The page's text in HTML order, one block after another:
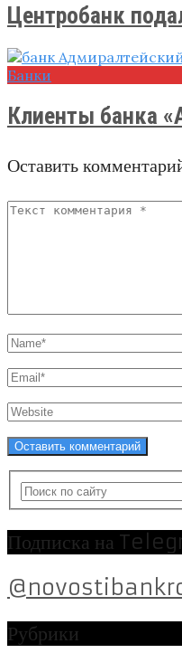
Центробанк
Банки
Клиенты банка
Оставить
Подписка на
Рубрики